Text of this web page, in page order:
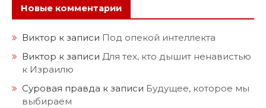
Новые комментарии
Виктор к записи Под опекой интеллекта
Виктор к записи Для тех, кто дышит ненавистью
к Израилю
Суровая правда к записи Будущее, которое мы
выбираем